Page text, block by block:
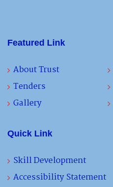
Featured Link
About Trust
Tenders
Gallery
Quick Link
Skill Development
Accessibility Statement